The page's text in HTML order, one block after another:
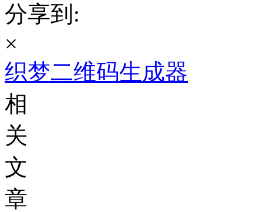
分享到:
×
织梦二维码生成器
相
关
文
章